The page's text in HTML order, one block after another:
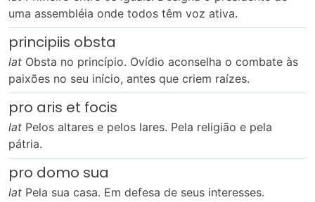
uma assembléia onde todos têm voz ativa.
principiis obsta
lat Obsta no princípio. Ovídio aconselha o combate às
paixões no seu início, antes que criem raízes.
pro aris et focis
lat Pelos altares e pelos lares. Pela religião e pela
pátria.
pro domo sua
lat Pela sua casa. Em defesa de seus interesses.